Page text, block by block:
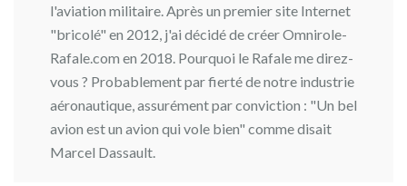
l'aviation militaire. Après un premier site Internet
"bricolé" en 2012, j'ai décidé de créer Omnirole-
Rafale.com en 2018. Pourquoi le Rafale me direz-
vous ? Probablement par fierté de notre industrie
aéronautique, assurément par conviction : "Un bel
avion est un avion qui vole bien" comme disait
Marcel Dassault.